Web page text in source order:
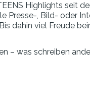
Highlights seit
Presse-, Bild- oder
dahin viel Freude
– was schreiben